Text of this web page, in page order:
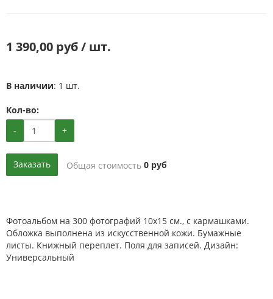
1 390,00 руб / шт.
В наличии: 1 шт.
Кол-во:
-
+
Заказать Общая стоимость 0 руб
Фотоальбом на 300 фотографий 10x15 см., с кармашками.
Обложка выполнена из искусственной кожи. Бумажные
листы. Книжный переплет. Поля для записей. Дизайн:
Универсальный